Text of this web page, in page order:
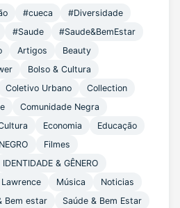
#cueca
#Diversidade
#Saude
#Saude&BemEstar
Artigos
Beauty
Bolso & Cultura
Coletivo Urbano
Collection
Comunidade Negra
Economia
Educação
Filmes
IDENTIDADE & GÊNERO
Música
Noticias
Bem estar
Saúde & Bem Estar